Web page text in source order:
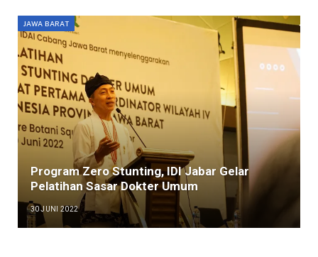
JAWA BARAT
Program Zero Stunting, IDI Jabar Gelar
Pelatihan Sasar Dokter Umum
30 JUNI 2022